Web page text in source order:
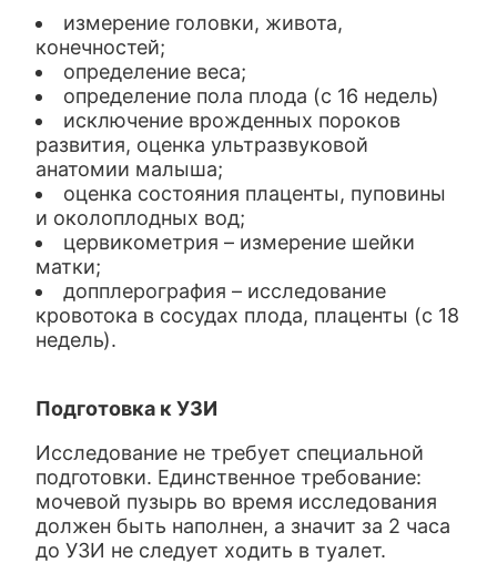
измерение головки, живота,
конечностей;
определение веса;
определение пола плода (с 16 недель)
исключение врожденных пороков
развития, оценка ультразвуковой
анатомии малыша;
оценка состояния плаценты, пуповины
и околоплодных вод;
цервикометрия – измерение шейки
матки;
допплерография – исследование
кровотока в сосудах плода, плаценты (с 18
недель).
Подготовка к УЗИ
Исследование не требует специальной
подготовки. Единственное требование:
мочевой пузырь во время исследования
должен быть наполнен, а значит за 2 часа
до УЗИ не следует ходить в туалет.